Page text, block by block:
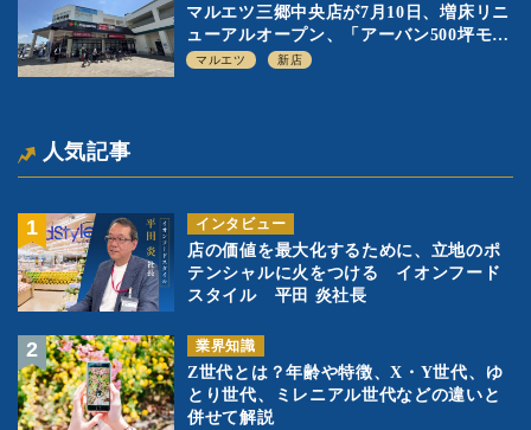
マルエツ三郷中央店が7月10日、増床リニ
ューアルオープン、「アーバン500坪モデ
ル」の実験を集大成、駅前立地受け、寿
マルエツ 新店
人気記事
インタビュー
店の価値を最大化するために、立地のポ
テンシャルに火をつける イオンフード
スタイル 平田 炎社長
業界知識
Z世代とは？年齢や特徴、X・Y世代、ゆ
とり世代、ミレニアル世代などの違いと
併せて解説